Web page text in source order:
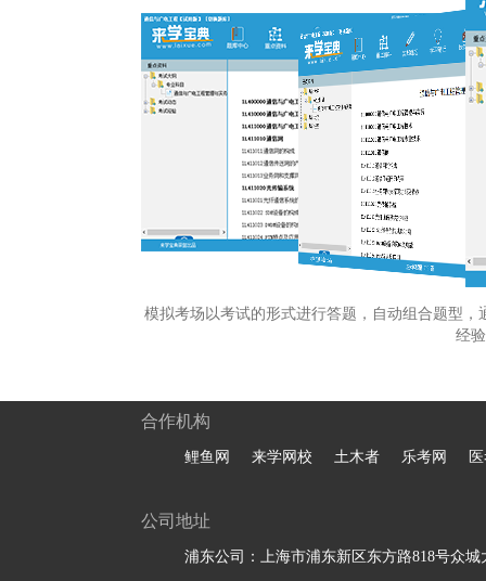
模拟考场以考试的形式进行答题，自动组合题型
经
合作机构
鲤鱼网 来学网校 土木者 乐考网
公司地址
浦东公司：上海市浦东新区东方路818号众城